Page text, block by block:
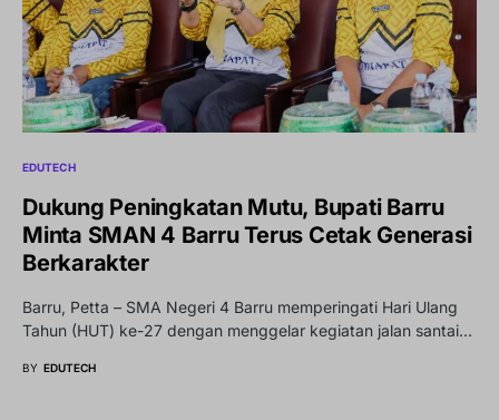
EDUTECH
Dukung Peningkatan Mutu, Bupati Barru
Minta SMAN 4 Barru Terus Cetak Generasi
Berkarakter
Barru, Petta – SMA Negeri 4 Barru memperingati Hari Ulang
Tahun (HUT) ke-27 dengan menggelar kegiatan jalan santai…
BY EDUTECH